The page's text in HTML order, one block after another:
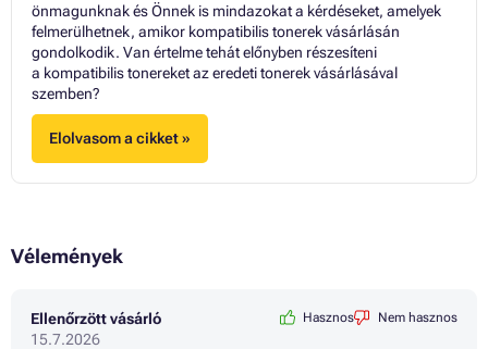
önmagunknak és Önnek is mindazokat a kérdéseket, amelyek
felmerülhetnek, amikor kompatibilis tonerek vásárlásán
gondolkodik. Van értelme tehát előnyben részesíteni
a kompatibilis tonereket az eredeti tonerek vásárlásával
szemben?
Elolvasom a cikket »
Vélemények
Ellenőrzött vásárló
15.7.2026
Hasznos Nem hasznos